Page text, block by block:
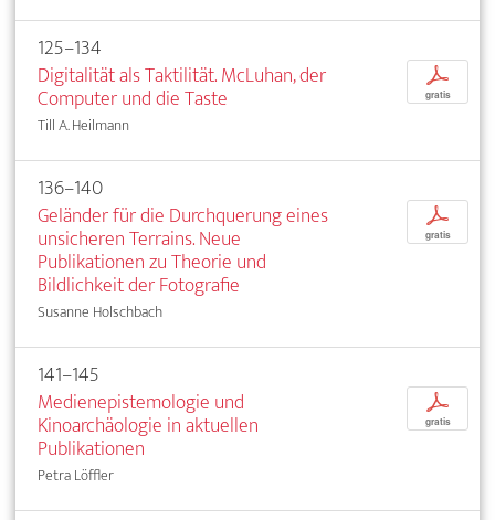
125–134
Digitalität als Taktilität. McLuhan, der
Computer und die Taste
Till A. Heilmann
p
gratis
136–140
Geländer für die Durchquerung eines
unsicheren Terrains. Neue
Publikationen zu Theorie und
Bildlichkeit der Fotografie
Susanne Holschbach
p
gratis
141–145
Medienepistemologie und
Kinoarchäologie in aktuellen
Publikationen
Petra Löffler
p
gratis